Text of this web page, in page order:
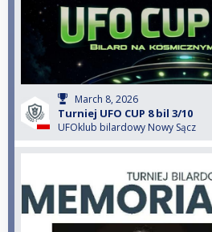
March 8, 2026
Turniej UFO CUP 8 bil 3/10
UFOklub bilardowy Nowy Sącz